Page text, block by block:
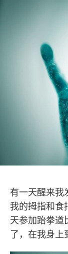
有一天醒来我
我的拇指和食
天参加跆拳道
了，在我身上